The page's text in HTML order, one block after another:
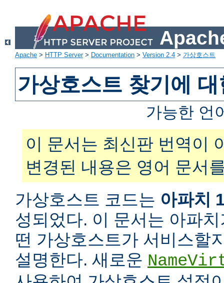
Apache > HTTP Server> Documentation > Version 2.4 > 가상호스트
가상호스트 찾기에
가능한 언
이 문서는 최신판 번역이
변경된 내용은 영어 문서
가상호스트 코드는 아파치
성되었다. 이 문서는 아파
떤 가상호스트가 서비스할
설명한다. 새로운